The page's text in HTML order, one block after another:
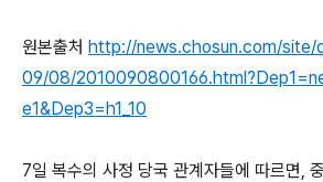
원본출처 http://news.chosun.com/site/
09/08/
e1&Dep3=h1_10
7일 복수의 사정 당국 관계자들에 따르면,